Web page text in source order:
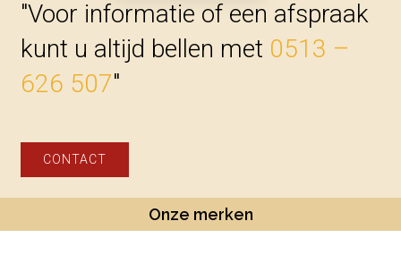
"Voor informatie of een afspraak
kunt u altijd bellen met 0513 –
626 507"
CONTACT
Onze merken